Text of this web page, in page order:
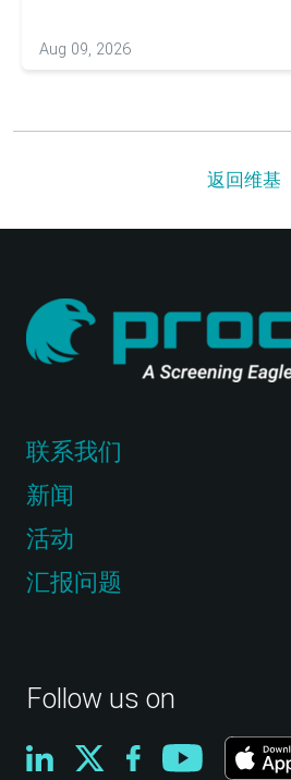
Aug 09, 2026
返回维基
Follow us on
联系我们
新闻
活动
汇报问题